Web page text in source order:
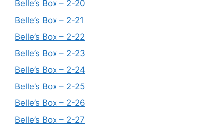
Belle’s Box – 2-20
Belle’s Box – 2-21
Belle’s Box – 2-22
Belle’s Box – 2-23
Belle’s Box – 2-24
Belle’s Box – 2-25
Belle’s Box – 2-26
Belle’s Box – 2-27